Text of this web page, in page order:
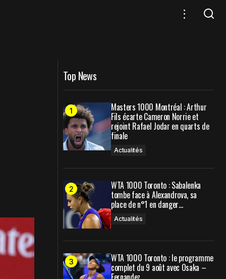
Top News
Masters 1000 Montréal : Arthur
Fils écarte Cameron Norrie et
rejoint Rafael Jodar en quarts de
finale
Actualités
WTA 1000 Toronto : Sabalenka
tombe face à Alexandrova, sa
place de n°1 en danger…
Actualités
WTA 1000 Toronto : le programme
complet du 9 août avec Osaka –